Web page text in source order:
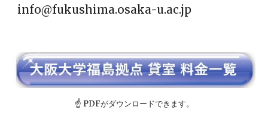
info@fukushima.osaka-u.ac.jp
☝ PDFがダウンロードできます。